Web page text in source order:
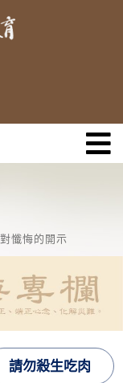
懺悔的開示
請勿殺生吃肉